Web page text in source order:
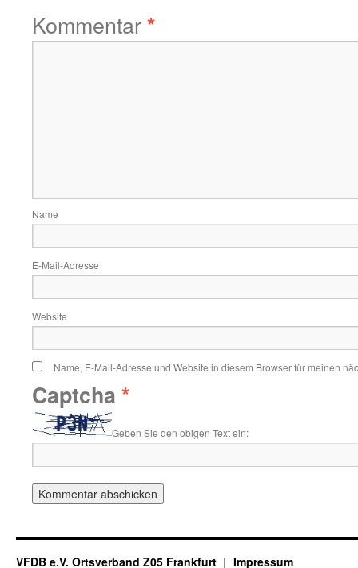
Kommentar*
Name
E-Mail-Adresse
Website
Name, E-Mail-Adresse und Website in diesem Browser für meinen
Captcha *
Geben Sie den obigen Text ein:
VFDB e.V. Ortsverband Z05 Frankfurt Impressum